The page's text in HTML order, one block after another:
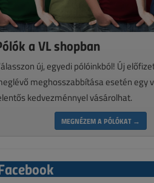
a VL shopban
új, egyedi pólóinkból! Új
meghosszabbítása esetén egy
kedvezménnyel vásárolhat.
MEGNÉZEM A PÓLÓKAT →